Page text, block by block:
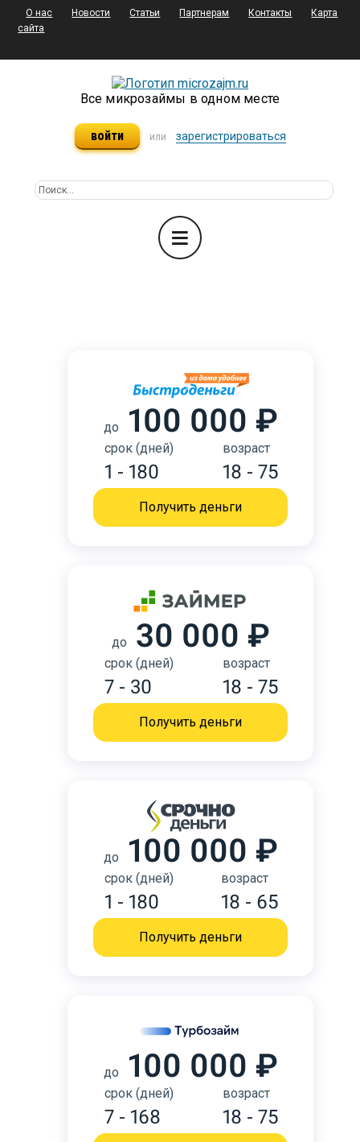
О нас Новости Статьи Партнерам Контакты
Карта
сайта
Все микрозаймы в одном месте
войти или зарегистрироваться
до 100 000 ₽
срок (дней)
1 - 180
возраст
18 - 75
Получить деньги
до 30 000 ₽
срок (дней)
7 - 30
возраст
18 - 75
Получить деньги
до 100 000 ₽
срок (дней)
1 - 180
возраст
18 - 65
Получить деньги
до 100 000 ₽
срок (дней)
7 - 168
возраст
18 - 75